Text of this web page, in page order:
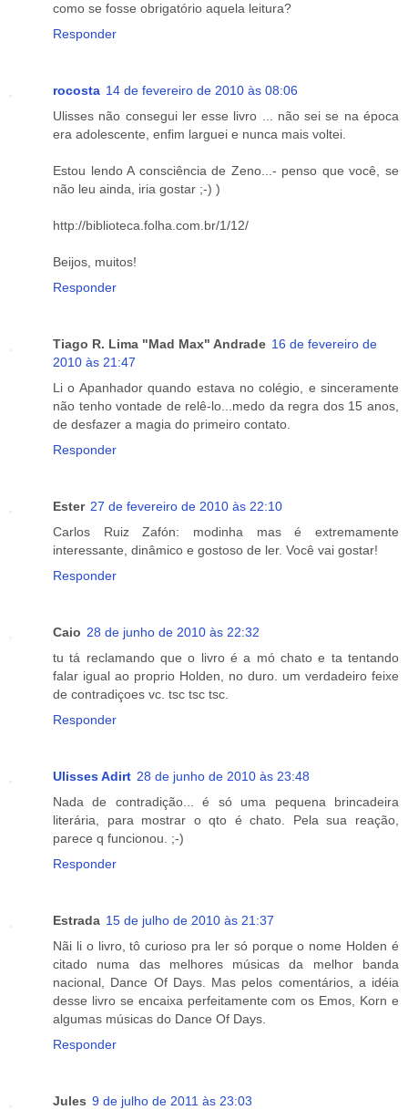
como se fosse obrigatório aquela leitura?
Responder
rocosta 14 de fevereiro de 2010 às 08:06
Ulisses não consegui ler esse livro ... não sei se na época
era adolescente, enfim larguei e nunca mais voltei.
Estou lendo A consciência de Zeno...- penso que você, se
não leu ainda, iria gostar ;-) )
http://biblioteca.folha.com.br/1/12/
Beijos, muitos!
Responder
Tiago R. Lima "Mad Max" Andrade 16 de fevereiro de
2010 às 21:47
Li o Apanhador quando estava no colégio, e sinceramente
não tenho vontade de relê-lo...medo da regra dos 15 anos,
de desfazer a magia do primeiro contato.
Responder
Ester 27 de fevereiro de 2010 às 22:10
Carlos Ruiz Zafón: modinha mas é extremamente
interessante, dinâmico e gostoso de ler. Você vai gostar!
Responder
Caio 28 de junho de 2010 às 22:32
tu tá reclamando que o livro é a mó chato e ta tentando
falar igual ao proprio Holden, no duro. um verdadeiro feixe
de contradiçoes vc. tsc tsc tsc.
Responder
Ulisses Adirt 28 de junho de 2010 às 23:48
Nada de contradição... é só uma pequena brincadeira
literária, para mostrar o qto é chato. Pela sua reação,
parece q funcionou. ;-)
Responder
Estrada 15 de julho de 2010 às 21:37
Nãi li o livro, tô curioso pra ler só porque o nome Holden é
citado numa das melhores músicas da melhor banda
nacional, Dance Of Days. Mas pelos comentários, a idéia
desse livro se encaixa perfeitamente com os Emos, Korn e
algumas músicas do Dance Of Days.
Responder
Jules 9 de julho de 2011 às 23:03